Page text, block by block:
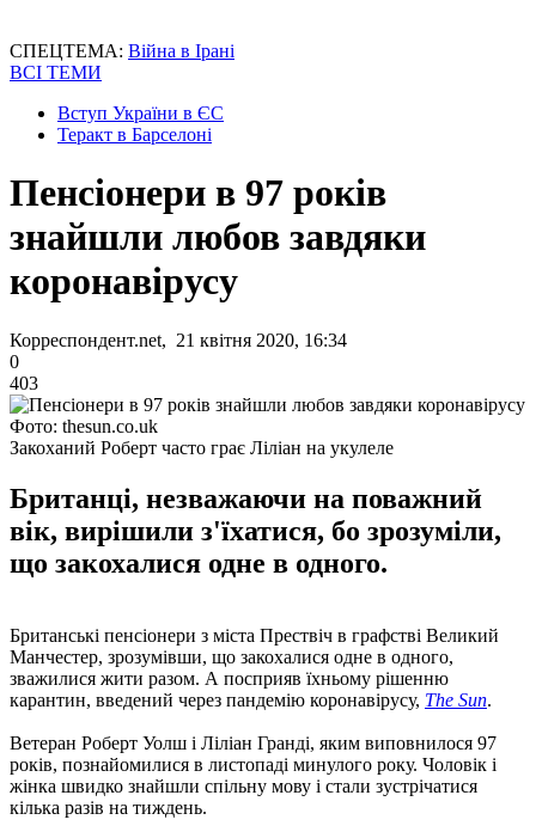
СПЕЦТЕМА: Війна в Ірані
ВСІ ТЕМИ
Вступ України в ЄС
Теракт в Барселоні
Пенсіонери в 97 років
знайшли любов завдяки
коронавірусу
Корреспондент.net, 21 квітня 2020, 16:34
0
403
Фото: thesun.co.uk
Закоханий Роберт часто грає Ліліан на укулеле
Британці, незважаючи на поважний
вік, вирішили з'їхатися, бо зрозуміли,
що закохалися одне в одного.
Британські пенсіонери з міста Прествіч в графстві Великий
Манчестер, зрозумівши, що закохалися одне в одного,
зважилися жити разом. А посприяв їхньому рішенню
карантин, введений через пандемію коронавірусу, The Sun.
Ветеран Роберт Уолш і Ліліан Гранді, яким виповнилося 97
років, познайомилися в листопаді минулого року. Чоловік і
жінка швидко знайшли спільну мову і стали зустрічатися
кілька разів на тиждень.